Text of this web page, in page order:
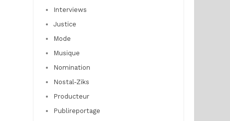
Interviews
Justice
Mode
Musique
Nomination
Nostal-Ziks
Producteur
Publireportage